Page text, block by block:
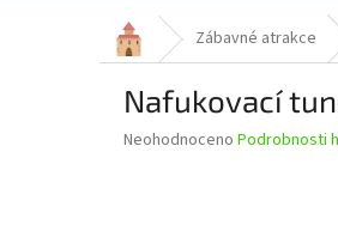
Domů Zábavné atrakce
Nafukovací
Průměrné
Neohodnoceno Podrobnosti